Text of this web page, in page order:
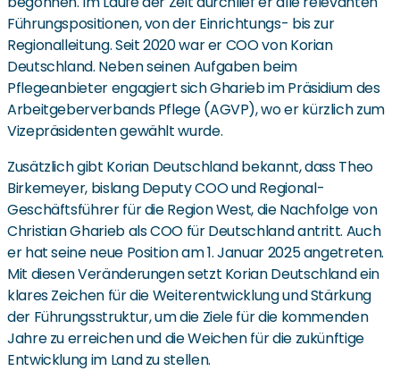
Führungspositionen, von der Einrichtungs- bis zur
Regionalleitung. Seit 2020 war er COO von Korian
Deutschland. Neben seinen Aufgaben beim
Pflegeanbieter engagiert sich Gharieb im Präsidium des
Arbeitgeberverbands Pflege (AGVP), wo er kürzlich zum
Vizepräsidenten gewählt wurde.
Zusätzlich gibt Korian Deutschland bekannt, dass Theo
Birkemeyer, bislang Deputy COO und Regional-
Geschäftsführer für die Region West, die Nachfolge von
Christian Gharieb als COO für Deutschland antritt. Auch
er hat seine neue Position am 1. Januar 2025 angetreten.
Mit diesen Veränderungen setzt Korian Deutschland ein
klares Zeichen für die Weiterentwicklung und Stärkung
der Führungsstruktur, um die Ziele für die kommenden
Jahre zu erreichen und die Weichen für die zukünftige
Entwicklung im Land zu stellen.